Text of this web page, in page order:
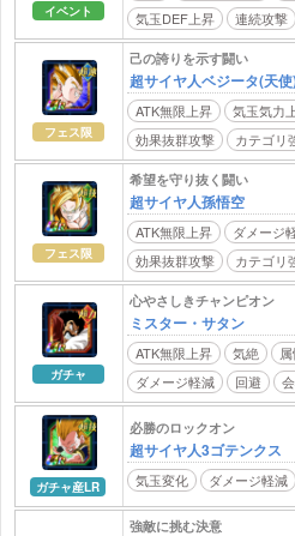
イベント
気玉DEF上昇
連続攻撃
フェス限
己の誇りを示す闘い
超サイヤ人ベジータ(天
ATK無限上昇 気玉気力
効果抜群攻撃
カテゴリ
フェス限
希望を守り抜く闘い
超サイヤ人孫悟空
ATK無限上昇 ダメージ
効果抜群攻撃
カテゴリ
ガチャ
心やさしきチャンピオン
ミスター・サタン
ATK無限上昇 気絶
ダメージ軽減
回避
ガチャ産LR
必勝のロックオン
超サイヤ人3ゴテンクス
気玉変化 ダメージ軽減
強敵に挑む決意